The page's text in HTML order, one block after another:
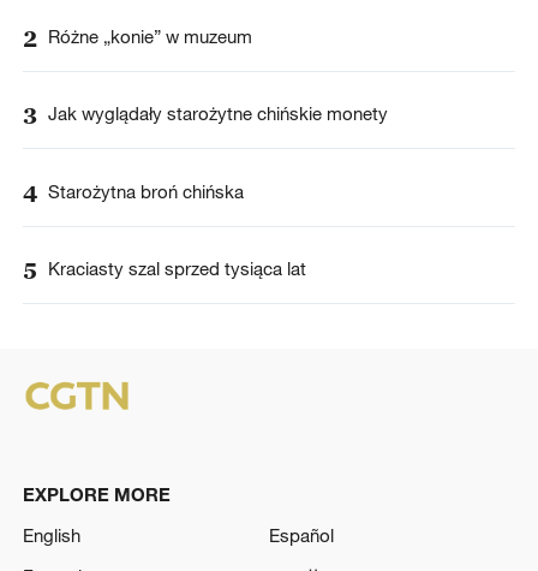
2 Różne „konie” w muzeum
3 Jak wyglądały starożytne chińskie monety
4 Starożytna broń chińska
5 Kraciasty szal sprzed tysiąca lat
EXPLORE MORE
English
Español